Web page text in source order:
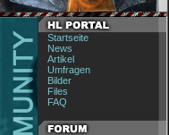
Startseite
News
Artikel
Umfragen
Bilder
Files
FAQ